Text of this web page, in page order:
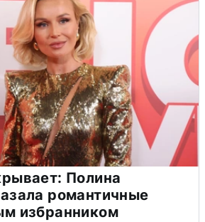
Полина
романтичные
избранником